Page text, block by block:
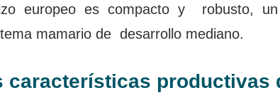
europeo es compacto y robusto,
mamario de desarrollo mediano.
características productivas